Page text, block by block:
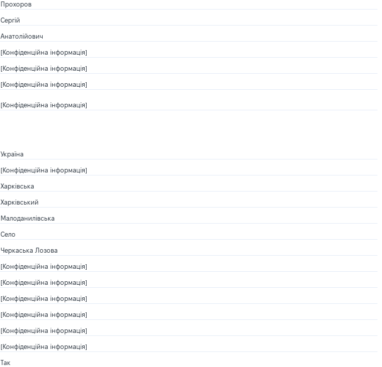
Прохоров
Сергій
Анатолійович
[Конфіденційна інформація]
[Конфіденційна інформація]
[Конфіденційна інформація]
[Конфіденційна інформація]
Україна
[Конфіденційна інформація]
Харківська
Харківський
Малоданилівська
Село
Черкаська Лозова
[Конфіденційна інформація]
[Конфіденційна інформація]
[Конфіденційна інформація]
[Конфіденційна інформація]
[Конфіденційна інформація]
[Конфіденційна інформація]
Так